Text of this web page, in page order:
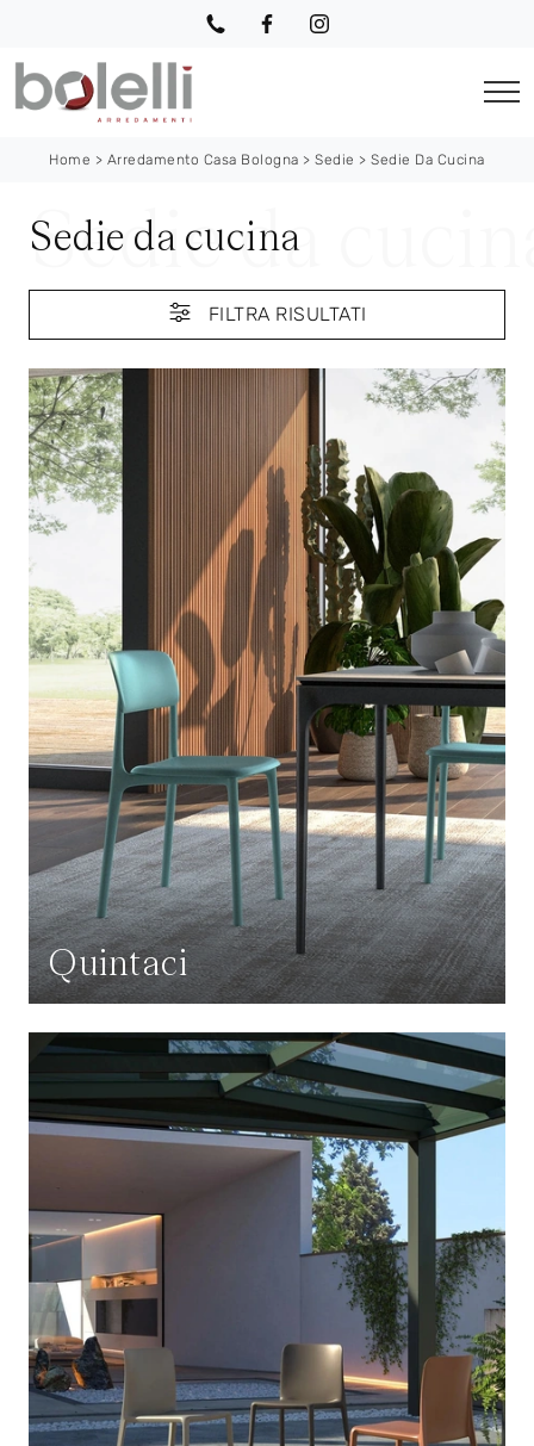
Home > Arredamento Casa Bologna >Sedie >Sedie Da Cucina
Sedie da cucina
FILTRA RISULTATI
Quintaci